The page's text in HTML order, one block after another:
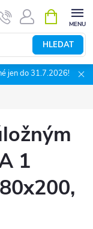
HLEDAT
NÁKUPNÍ
KOŠÍK
jen do 31.7.2026!
1